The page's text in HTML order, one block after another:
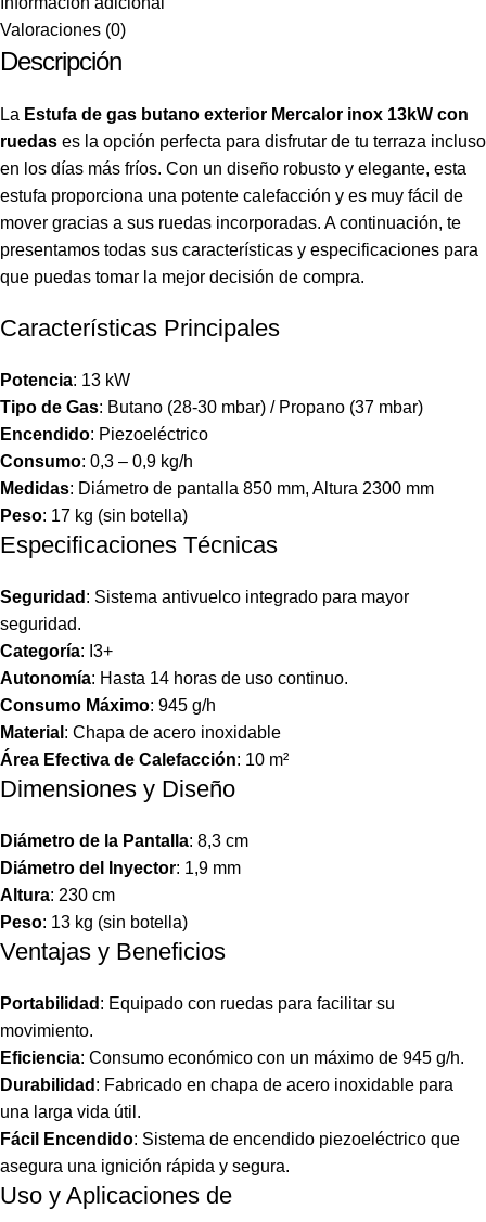
Valoraciones (0)
Descripción
La Estufa de gas butano exterior Mercalor inox 13kW con
ruedas es la opción perfecta para disfrutar de tu terraza incluso
en los días más fríos. Con un diseño robusto y elegante, esta
estufa proporciona una potente calefacción y es muy fácil de
mover gracias a sus ruedas incorporadas. A continuación, te
presentamos todas sus características y especificaciones para
que puedas tomar la mejor decisión de compra.
Características Principales
Potencia: 13 kW
Tipo de Gas: Butano (28-30 mbar) / Propano (37 mbar)
Encendido: Piezoeléctrico
Consumo: 0,3 – 0,9 kg/h
Medidas: Diámetro de pantalla 850 mm, Altura 2300 mm
Peso: 17 kg (sin botella)
Especificaciones Técnicas
Seguridad : Sistema antivuelco integrado para mayor
seguridad.
Categoría: I3+
Autonomía: Hasta 14 horas de uso continuo.
Consumo Máximo: 945 g/h
Material : Chapa de acero inoxidable
Área Efectiva de Calefacción: 10 m²
Dimensiones y Diseño
Diámetro de la Pantalla: 8,3 cm
Diámetro del Inyector: 1,9 mm
Altura: 230 cm
Peso: 13 kg (sin botella)
Ventajas y Beneficios
Portabilidad : Equipado con ruedas para facilitar su
movimiento.
Eficiencia: Consumo económico con un máximo de 945 g/h.
Durabilidad : Fabricado en chapa de acero inoxidable para
una larga vida útil.
Fácil Encendido: Sistema de encendido piezoeléctrico que
asegura una ignición rápida y segura.
Uso y Aplicaciones de